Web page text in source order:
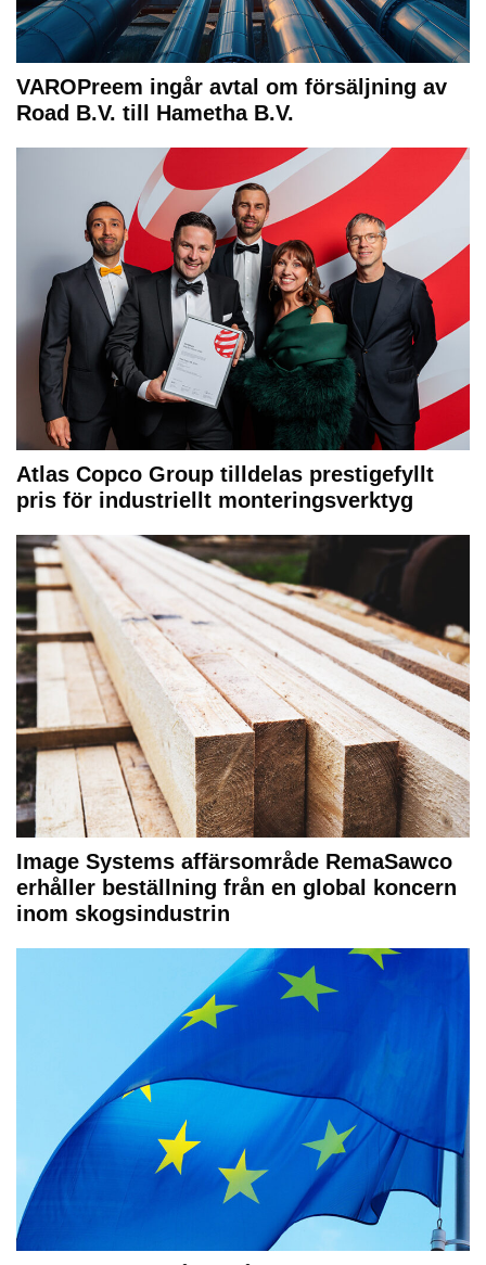
VAROPreem ingår avtal om försäljning av
Road B.V. till Hametha B.V.
Atlas Copco Group tilldelas prestigefyllt
pris för industriellt monteringsverktyg
Image Systems affärsområde RemaSawco
erhåller beställning från en global koncern
inom skogsindustrin